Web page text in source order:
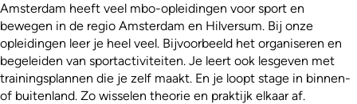
Amsterdam heeft veel mbo-opleidingen voor sport en
bewegen in de regio Amsterdam en Hilversum. Bij onze
opleidingen leer je heel veel. Bijvoorbeeld het organiseren en
begeleiden van sportactiviteiten. Je leert ook lesgeven met
trainingsplannen die je zelf maakt. En je loopt stage in binnen-
of buitenland. Zo wisselen theorie en praktijk elkaar af.